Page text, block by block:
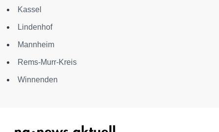
Kassel
Lindenhof
Mannheim
Rems-Murr-Kreis
Winnenden